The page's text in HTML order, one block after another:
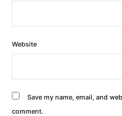
Website
Save my name, email, and
comment.